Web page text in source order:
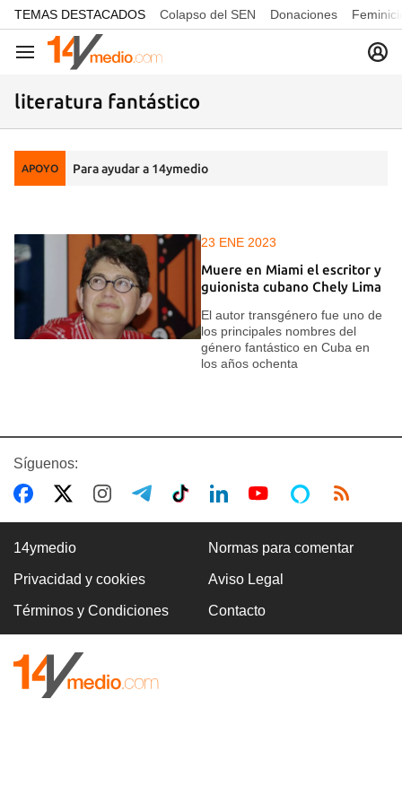
common.go-to-content
TEMAS DESTACADOS Colapso del SEN Donaciones
Navegación
literatura fantástico
APOYO Para ayudar a 14ymedio
23 ENE 2023
Muere en Miami el escritor y
guionista cubano Chely Lima
El autor transgénero fue uno de
los principales nombres del
género fantástico en Cuba en
los años ochenta
Síguenos:
14ymedio Normas para comentar
Privacidad y cookies Aviso Legal
Términos y Condiciones Contacto